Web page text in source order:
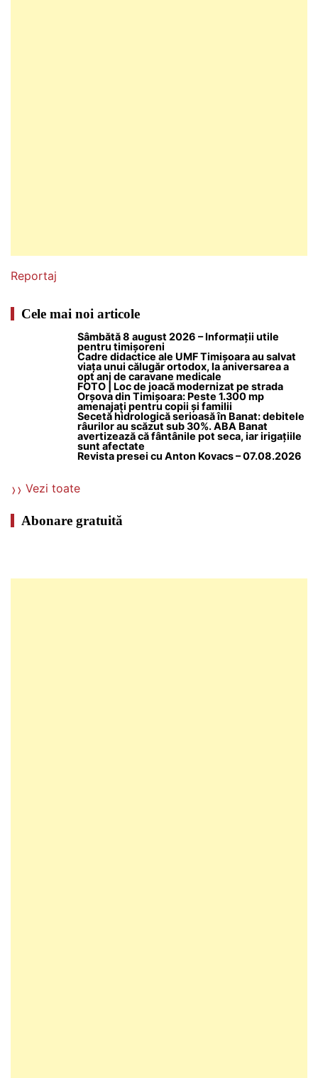
Reportaj
Cele mai noi articole
Sâmbătă 8 august 2026 – Informații utile
pentru timișoreni
Cadre didactice ale UMF Timișoara au salvat
viața unui călugăr ortodox, la aniversarea a
opt ani de caravane medicale
FOTO | Loc de joacă modernizat pe strada
Orșova din Timișoara: Peste 1.300 mp
amenajați pentru copii și familii
Secetă hidrologică serioasă în Banat: debitele
râurilor au scăzut sub 30%. ABA Banat
avertizează că fântânile pot seca, iar irigațiile
sunt afectate
Revista presei cu Anton Kovacs – 07.08.2026
Vezi toate
Abonare gratuită